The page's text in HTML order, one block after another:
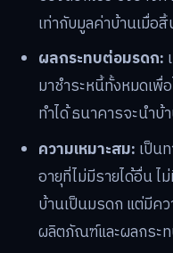
เท่ากับมูลค่าบ้านเมื่
ผลกระทบต่อมรดก:
มาชำระหนี้ทั้งหมดเพื่
ทำได้ ธนาคารจะนำบ้
ความเหมาะสม: เป็น
อายุที่ไม่มีรายได้อื่น ไ
บ้านเป็นมรดก แต่มีคว
ผลิตภัณฑ์และผลกระท